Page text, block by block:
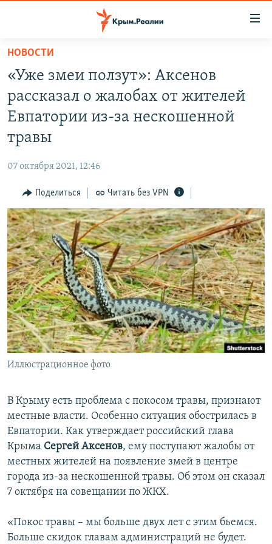
Вернуться
основному
содержанию
Вернутся
главной
Вернутся
поиску
ВОДА
ИНТЕРАКТИВ
ИНФОГРАФИКА
ТЕЛЕПРОЕКТ КРЫМ.РЕАЛИИ
СОВЕТЫ ПРАВОЗАЩИТНИКОВ
ПРОПАВШИЕ БЕЗ ВЕСТИ
ПОБЕДИТЕЛЕЙ НЕ СУДЯТ?
КРЫМ.НЕПОКОРЕННЫЙ
ELIFBE
УКРАИНСКАЯ ПРОБЛЕМА КРЫМА
РАДІО СВОБОДА
КАК ОБОЙТИ БЛОКИРОВКУ
Українською
Qırımtatar
ПРИСОЕДИНЯЙТЕСЬ!
Все сайты RFE/RL
НОВОСТИ
«Уже змеи ползут»: Аксенов
рассказал о жалобах от жителей
Евпатории из-за нескошенной
травы
07 октября 2021, 12:46
Поделиться Читать без VPN
Иллюстрационное фото
В Крыму есть проблема с покосом травы, признают
местные власти. Особенно ситуация обострилась в
Евпатории. Как утверждает российский глава
Крыма Сергей Аксенов, ему поступают жалобы от
местных жителей на появление змей в центре
города из-за нескошенной травы. Об этом он сказал
7 октября на совещании по ЖКХ.
«Покос травы – мы больше двух лет с этим бьемся.
Больше скидок главам администраций не будет.